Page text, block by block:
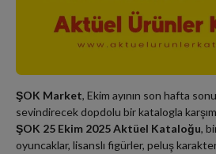
ŞOK Market, Ekim ayının son hafta
sevindirecek dopdolu bir katalogla
ŞOK 25 Ekim 2025 Aktüel Kataloğu,
oyuncaklar, lisanslı figürler, peluş